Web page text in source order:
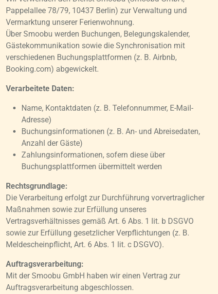
Pappelallee 78/79, 10437 Berlin) zur Verwaltung und
Vermarktung unserer Ferienwohnung.
Über Smoobu werden Buchungen, Belegungskalender,
Gästekommunikation sowie die Synchronisation mit
verschiedenen Buchungsplattformen (z. B. Airbnb,
Booking.com) abgewickelt.
Verarbeitete Daten:
Name, Kontaktdaten (z. B. Telefonnummer, E-Mail-
Adresse)
Buchungsinformationen (z. B. An- und Abreisedaten,
Anzahl der Gäste)
Zahlungsinformationen, sofern diese über
Buchungsplattformen übermittelt werden
Rechtsgrundlage:
Die Verarbeitung erfolgt zur Durchführung vorvertraglicher
Maßnahmen sowie zur Erfüllung unseres
Vertragsverhältnisses gemäß Art. 6 Abs. 1 lit. b DSGVO
sowie zur Erfüllung gesetzlicher Verpflichtungen (z. B.
Meldescheinpflicht, Art. 6 Abs. 1 lit. c DSGVO).
Auftragsverarbeitung:
Mit der Smoobu GmbH haben wir einen Vertrag zur
Auftragsverarbeitung abgeschlossen.